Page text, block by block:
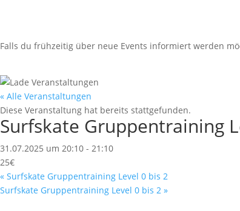
Falls du frühzeitig über neue Events informiert werden
« Alle Veranstaltungen
Diese Veranstaltung hat bereits stattgefunden.
Surfskate Gruppentraining
31.07.2025 um 20:10 - 21:10
25€
« Surfskate Gruppentraining Level 0 bis 2
Surfskate Gruppentraining Level 0 bis 2 »